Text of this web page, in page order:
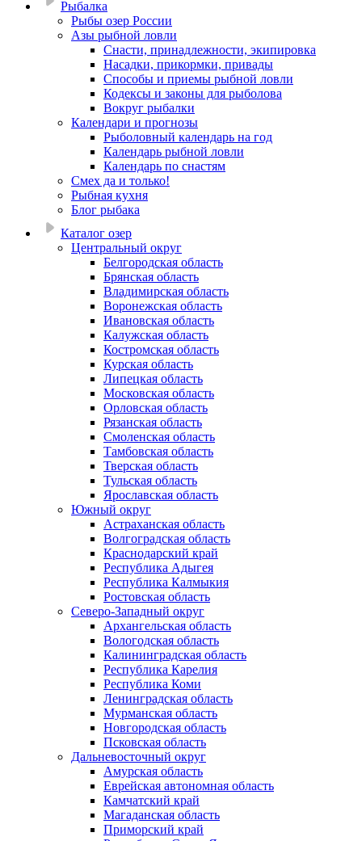
Рыбалка
Рыбы озер России
Азы рыбной ловли
Снасти, принадлежности, экипировка
Насадки, прикормки, привады
Способы и приемы рыбной ловли
Кодексы и законы для рыболова
Вокруг рыбалки
Календари и прогнозы
Рыболовный календарь на год
Календарь рыбной ловли
Календарь по снастям
Смех да и только!
Рыбная кухня
Блог рыбака
Каталог озер
Центральный округ
Белгородская область
Брянская область
Владимирская область
Воронежская область
Ивановская область
Калужская область
Костромская область
Курская область
Липецкая область
Московская область
Орловская область
Рязанская область
Смоленская область
Тамбовская область
Тверская область
Тульская область
Ярославская область
Южный округ
Астраханская область
Волгоградская область
Краснодарский край
Республика Адыгея
Республика Калмыкия
Ростовская область
Северо-Западный округ
Архангельская область
Вологодская область
Калининградская область
Республика Карелия
Республика Коми
Ленинградская область
Мурманская область
Новгородская область
Псковская область
Дальневосточный округ
Амурская область
Еврейская автономная область
Камчатский край
Магаданская область
Приморский край